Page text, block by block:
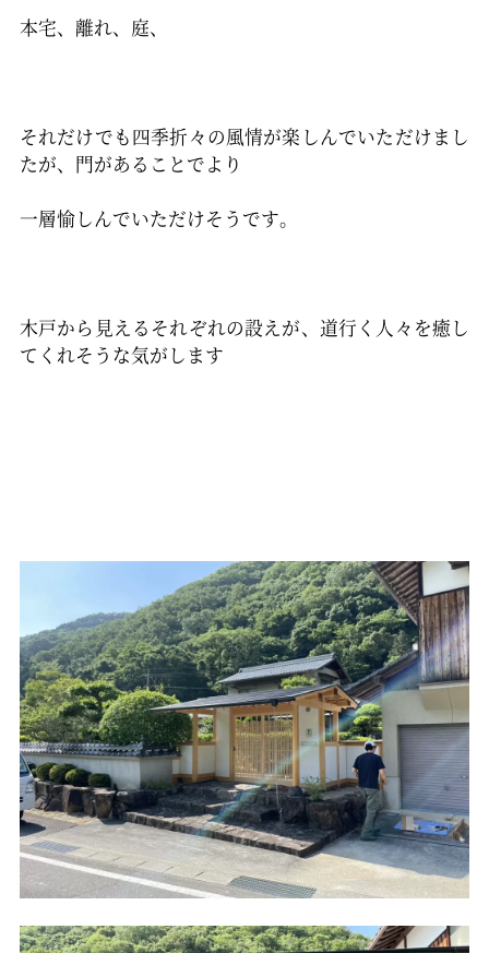
本宅、離れ、庭、
それだけでも四季折々の風情が楽しんでいただけまし
たが、門があることでより
一層愉しんでいただけそうです。
木戸から見えるそれぞれの設えが、道行く人々を癒し
てくれそうな気がします